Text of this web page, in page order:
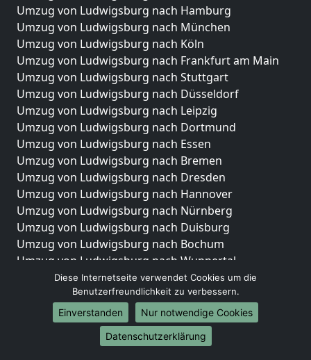
Umzug von Ludwigsburg nach Hamburg
Umzug von Ludwigsburg nach München
Umzug von Ludwigsburg nach Köln
Umzug von Ludwigsburg nach Frankfurt am Main
Umzug von Ludwigsburg nach Stuttgart
Umzug von Ludwigsburg nach Düsseldorf
Umzug von Ludwigsburg nach Leipzig
Umzug von Ludwigsburg nach Dortmund
Umzug von Ludwigsburg nach Essen
Umzug von Ludwigsburg nach Bremen
Umzug von Ludwigsburg nach Dresden
Umzug von Ludwigsburg nach Hannover
Umzug von Ludwigsburg nach Nürnberg
Umzug von Ludwigsburg nach Duisburg
Umzug von Ludwigsburg nach Bochum
Umzug von Ludwigsburg nach Wuppertal
Umzug von Ludwigsburg nach Bielefeld
Umzug von Ludwigsburg nach Bonn
Umzug von Ludwigsburg nach Münster
Internationale-Umzüge
Diese Internetseite verwendet Cookies um die
Benutzerfreundlichkeit zu verbessern.
Einverstanden
Nur notwendige Cookies
Datenschutzerklärung